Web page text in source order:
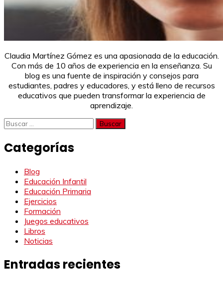
Claudia Martínez Gómez es una apasionada de la educación.
Con más de 10 años de experiencia en la enseñanza. Su
blog es una fuente de inspiración y consejos para
estudiantes, padres y educadores, y está lleno de recursos
educativos que pueden transformar la experiencia de
aprendizaje.
Buscar:
Categorías
Blog
Educación Infantil
Educación Primaria
Ejercicios
Formación
Juegos educativos
Libros
Noticias
Entradas recientes